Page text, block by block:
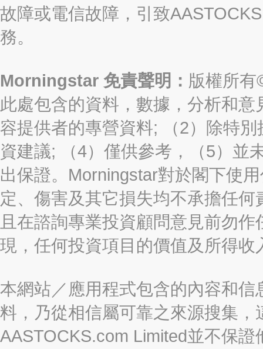
故障或電信故障，引致
務。
Morningstar 免責聲明： 版權所有
此處包含的資料，數據，分析和意
容提供者的專營資料; （2）除特
資建議; （4）僅供參考，（5）並
出保證。Morningstar對於閣下使
定、傷害及其它損失均不承擔任
且在諮詢專業投資顧問意見前勿
現，任何投資項目的價值及所得收
本網站／應用程式包含的內容和
料，乃從相信屬可靠之來源搜集
AASTOCKS.com Limited並不保